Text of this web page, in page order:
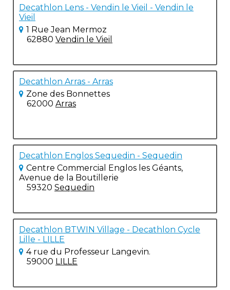
Decathlon Lens - Vendin le Vieil - Vendin le
Vieil
1 Rue Jean Mermoz
62880 Vendin le Vieil
Decathlon Arras - Arras
Zone des Bonnettes
62000 Arras
Decathlon Englos Sequedin - Sequedin
Centre Commercial Englos les Géants,
Avenue de la Boutillerie
59320 Sequedin
Decathlon BTWIN Village - Decathlon Cycle
Lille - LILLE
4 rue du Professeur Langevin.
59000 LILLE